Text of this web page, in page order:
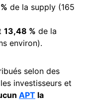
de la supply (165
13,48 % de la
environ).
selon des
investisseurs et
APT la